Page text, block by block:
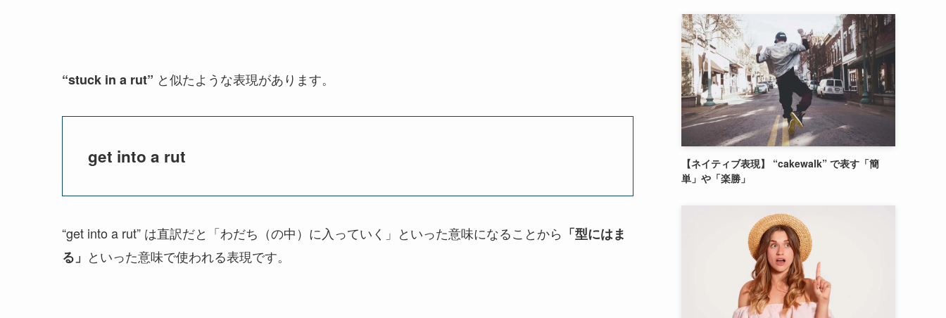
“stuck in a rut” と似たような表現があります。
get into a rut
“get into a rut” は直訳だと「わだち（の中）に入っていく」といった意味になることから 「型にはま
る」 といった意味で使われる表現です。
【ネイティブ表現】 “cakewalk” で表す「簡
単」や「楽勝」